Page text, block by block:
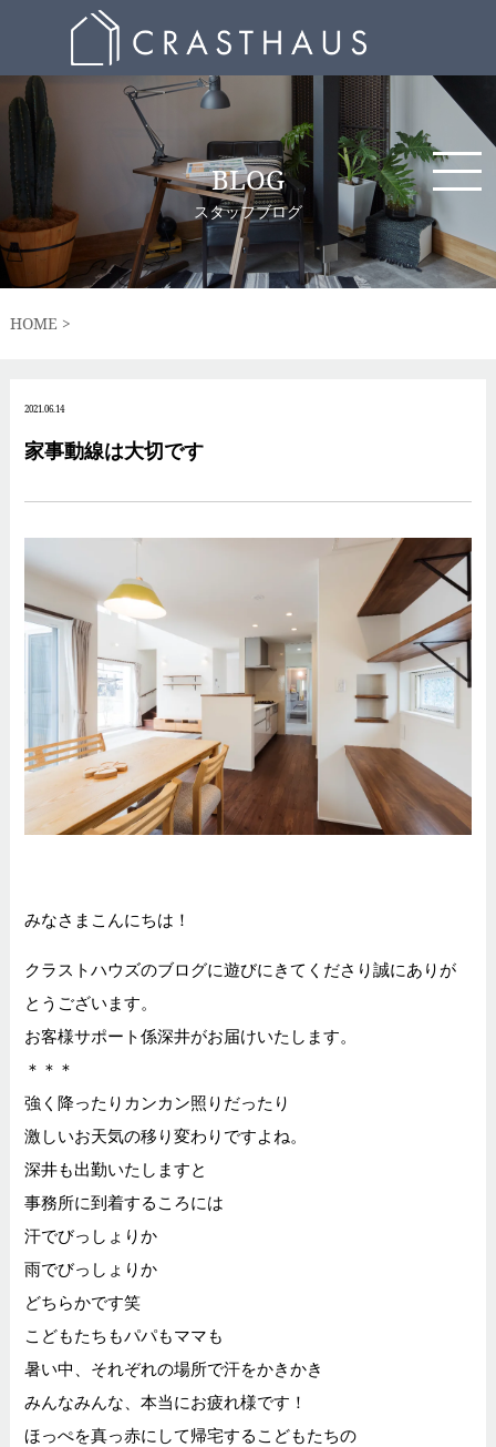
BLOG
スタッフブログ
HOME
2021.06.14
家事動線は大切です
みなさまこんにちは！
クラストハウズのブログに遊びにきてくださり誠にありが
とうございます。
お客様サポート係深井がお届けいたします。
＊＊＊
強く降ったりカンカン照りだったり
激しいお天気の移り変わりですよね。
深井も出勤いたしますと
事務所に到着するころには
汗でびっしょりか
雨でびっしょりか
どちらかです笑
こどもたちもパパもママも
暑い中、それぞれの場所で汗をかきかき
みんなみんな、本当にお疲れ様です！
ほっぺを真っ赤にして帰宅するこどもたちの